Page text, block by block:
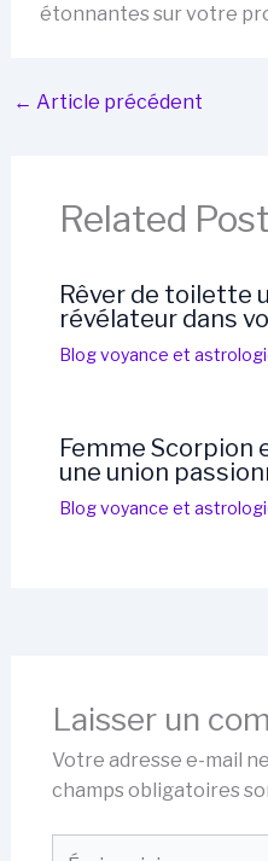
étonnantes sur votre
← Article précédent
Related
Rêver de toilette
révélateur dans
Blog voyance et
Femme Scorpion
une union
Blog voyance et
Laisser un
Votre adresse e-mail
champs obligatoires
Écrivez